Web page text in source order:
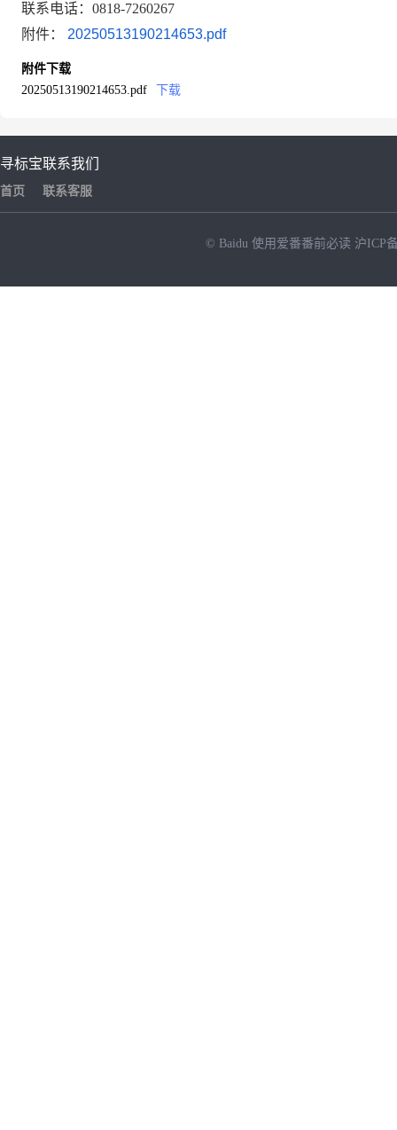
联系电话： 0818-7260267
附件： 20250513190214653.pdf
附件下载
20250513190214653.pdf
下载
寻标宝
首页
联系我们
联系客服
© Baidu 使用爱番番前必读 沪ICP